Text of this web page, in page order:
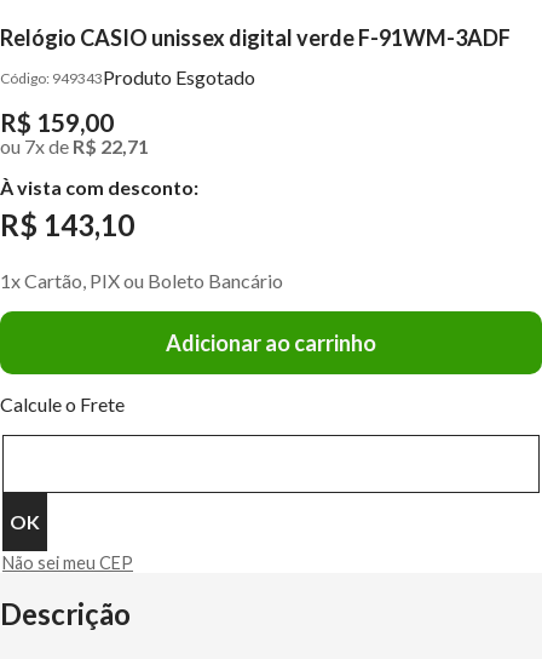
Relógio CASIO unissex digital verde F-91WM-3ADF
949343Produto Esgotado
R$ 159,00
ou 7xde R$ 22,71
À vista com desconto:
R$ 143,10
1x Cartão, PIX ou Boleto Bancário
Adicionar ao carrinho
Calcule o Frete
Não sei meu CEP
Descrição